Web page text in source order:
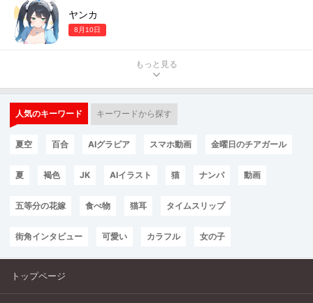
ヤンカ
8月10日
もっと見る
人気のキーワード キーワードから探す
夏空 百合 AIグラビア スマホ動画 金曜日のチアガール
夏 褐色 JK AIイラスト 猫 ナンパ 動画
五等分の花嫁 食べ物 猫耳 タイムスリップ
街角インタビュー 可愛い カラフル 女の子
トップページ